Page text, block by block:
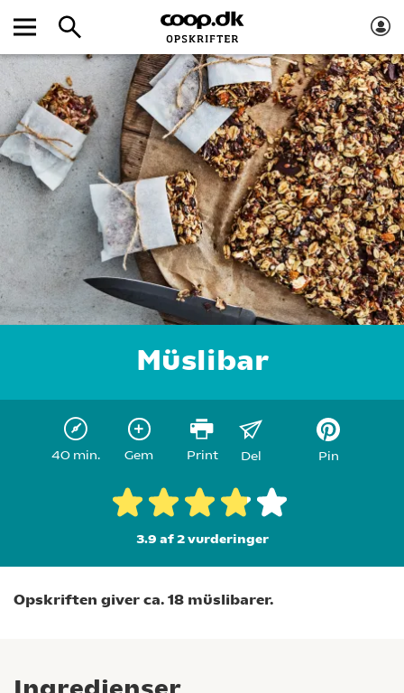
Müslibar
40 min. Gem Print Del Pin
3.9 af 2vurderinger
Opskriften giver ca. 18 müslibarer.